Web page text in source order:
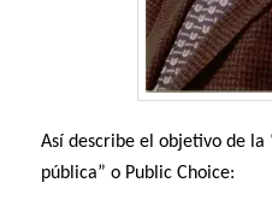
Así describe el objetivo de
pública” o Public Choice: